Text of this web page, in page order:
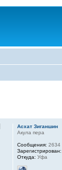
Асхат Зиганшин
Акула пера
Сообщения: 2634
Зарегистрирован:
Откуда: Уфа